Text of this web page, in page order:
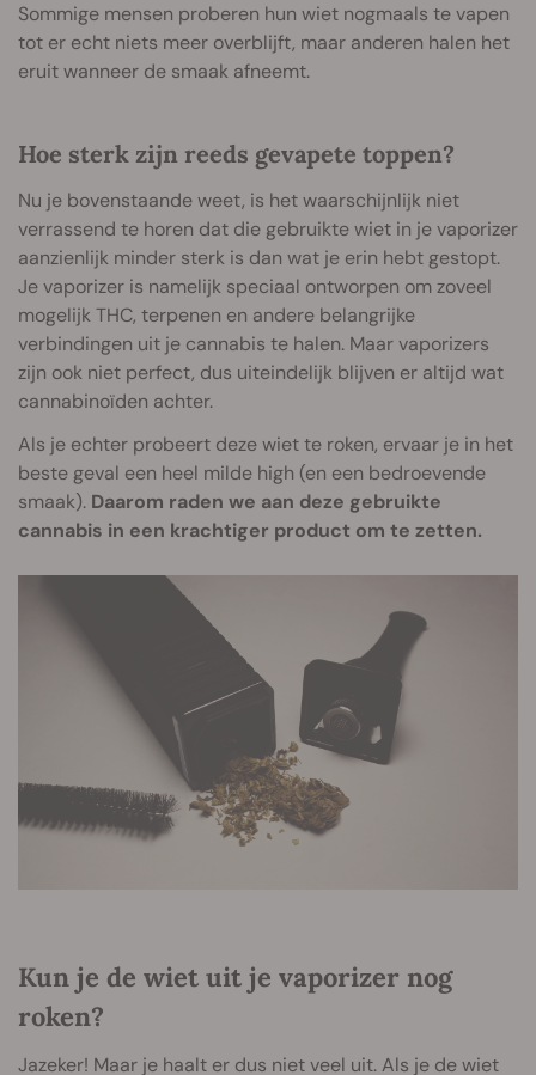
Sommige mensen proberen hun wiet nogmaals te vapen
tot er echt niets meer overblijft, maar anderen halen het
eruit wanneer de smaak afneemt.
Hoe sterk zijn reeds gevapete toppen?
Nu je bovenstaande weet, is het waarschijnlijk niet
verrassend te horen dat die gebruikte wiet in je vaporizer
aanzienlijk minder sterk is dan wat je erin hebt gestopt.
Je vaporizer is namelijk speciaal ontworpen om zoveel
mogelijk THC, terpenen en andere belangrijke
verbindingen uit je cannabis te halen. Maar vaporizers
zijn ook niet perfect, dus uiteindelijk blijven er altijd wat
cannabinoïden achter.
Als je echter probeert deze wiet te roken, ervaar je in het
beste geval een heel milde high (en een bedroevende
smaak). Daarom raden we aan deze gebruikte
cannabis in een krachtiger product om te zetten.
Kun je de wiet uit je vaporizer nog
roken?
Jazeker! Maar je haalt er dus niet veel uit. Als je de wiet